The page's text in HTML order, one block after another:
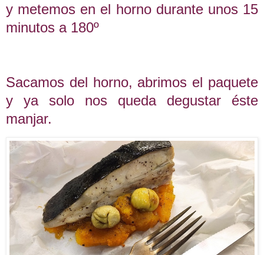
y metemos en el horno durante unos 15
minutos a 180º
Sacamos del horno, abrimos el paquete
y ya solo nos queda degustar éste
manjar.